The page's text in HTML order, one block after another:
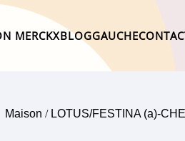
MERCKXBLOGGAUCHE
Maison / LOTUS/FESTINA (a)-